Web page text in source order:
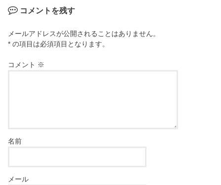
k
コメントを残す
メールアドレスが公開されることはありません。
* の項目は必須項目となります。
コメント ※
名前
メール